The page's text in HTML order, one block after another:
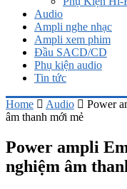
Audio
Ampli nghe nhạc
Ampli xem phim
Đầu SACD/CD
Phụ kiện audio
Tin tức
Home Audio
Power
âm thanh mới mẻ
Power ampli
nghiệm âm